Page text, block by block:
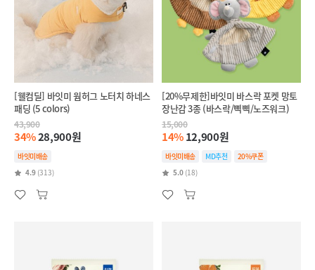
[웰컴딜] 바잇미 웜허그 노터치 하네스
패딩 (5 colors)
43,900
34%28,900원
바잇미배송
4.9 (313)
[20%무제한]바잇미 바스락 포켓 망토
장난감 3종 (바스락/삑삑/노즈워크)
15,000
14%12,900원
바잇미배송 MD추천
20%쿠폰
5.0 (18)